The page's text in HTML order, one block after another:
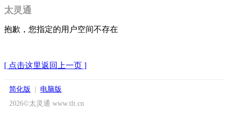
太灵通
抱歉，您指定的用户空间不存在
[ 点击这里返回上一页 ]
简化版
电脑版
2026©太灵通 www.tlt.cn